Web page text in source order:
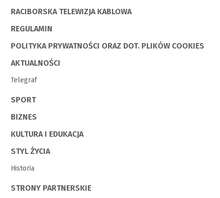
RACIBORSKA TELEWIZJA KABLOWA
REGULAMIN
POLITYKA PRYWATNOŚCI ORAZ DOT. PLIKÓW COOKIES
AKTUALNOŚCI
Telegraf
SPORT
BIZNES
KULTURA I EDUKACJA
STYL ŻYCIA
Historia
STRONY PARTNERSKIE